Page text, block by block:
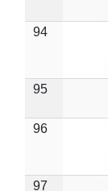
94
95
96
97